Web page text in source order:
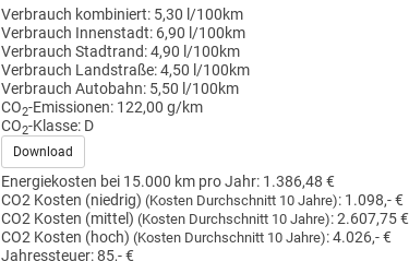
Verbrauch kombiniert: 5,30 l/100km
Verbrauch Innenstadt: 6,90 l/100km
Verbrauch Stadtrand:4,90 l/100km
Verbrauch Landstraße:4,50 l/100km
Verbrauch Autobahn: 5,50 l/100km
CO2-Emissionen: 122,00 g/km
CO2-Klasse: D
Download
Energiekosten bei 15.000 km pro Jahr: 1.386,48 €
CO2 Kosten (niedrig) (Kosten Durchschnitt 10 Jahre): 1.098,- €
CO2 Kosten (mittel) (Kosten Durchschnitt 10 Jahre):2.607,75 €
CO2 Kosten (hoch) (Kosten Durchschnitt 10 Jahre):4.026,- €
Jahressteuer:85,- €